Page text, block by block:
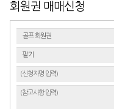
회원권 매매신청